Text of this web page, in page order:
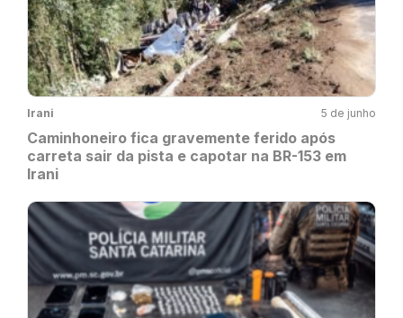
Irani 5 de junho
Caminhoneiro fica gravemente ferido após
carreta sair da pista e capotar na BR-153 em
Irani